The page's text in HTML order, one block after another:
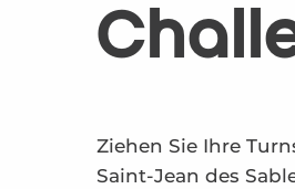
Ziehen Sie Ihre
Saint-Jean des